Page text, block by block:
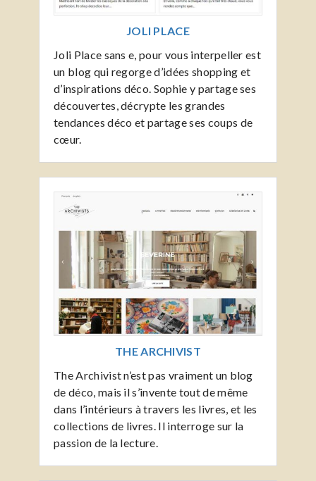
JOLI PLACE
Joli Place sans e, pour vous interpeller est
un blog qui regorge d’idées shopping et
d’inspirations déco. Sophie y partage ses
découvertes, décrypte les grandes
tendances déco et partage ses coups de
cœur.
THE ARCHIVIST
The Archivist n’est pas vraiment un blog
de déco, mais il s’invente tout de même
dans l’intérieurs à travers les livres, et les
collections de livres. Il interroge sur la
passion de la lecture.